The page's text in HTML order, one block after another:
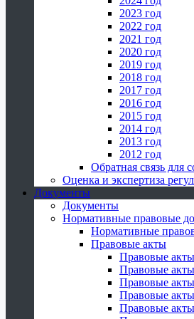
2023 год
2022 год
2021 год
2020 год
2019 год
2018 год
2017 год
2016 год
2015 год
2014 год
2013 год
2012 год
Обратная связь для
Оценка и экспертиза
Документы
Документы
Нормативные правовые
Нормативные
Правовые акты
Правовые акты
Правовые
Правовые
Правовые
Правовые